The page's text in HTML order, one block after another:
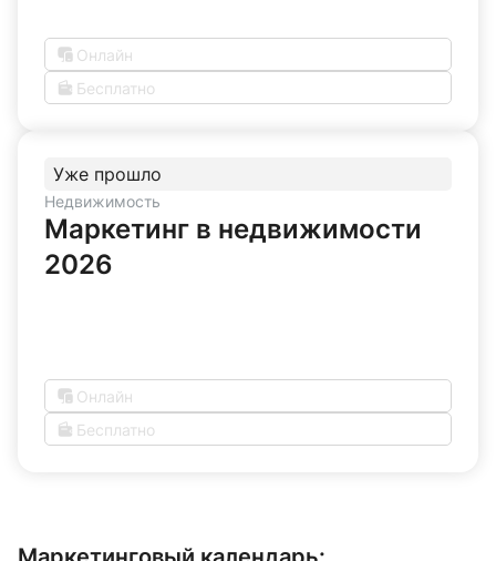
Онлайн
Бесплатно
Уже прошло
Недвижимость
Маркетинг в недвижимости
2026
Онлайн
Бесплатно